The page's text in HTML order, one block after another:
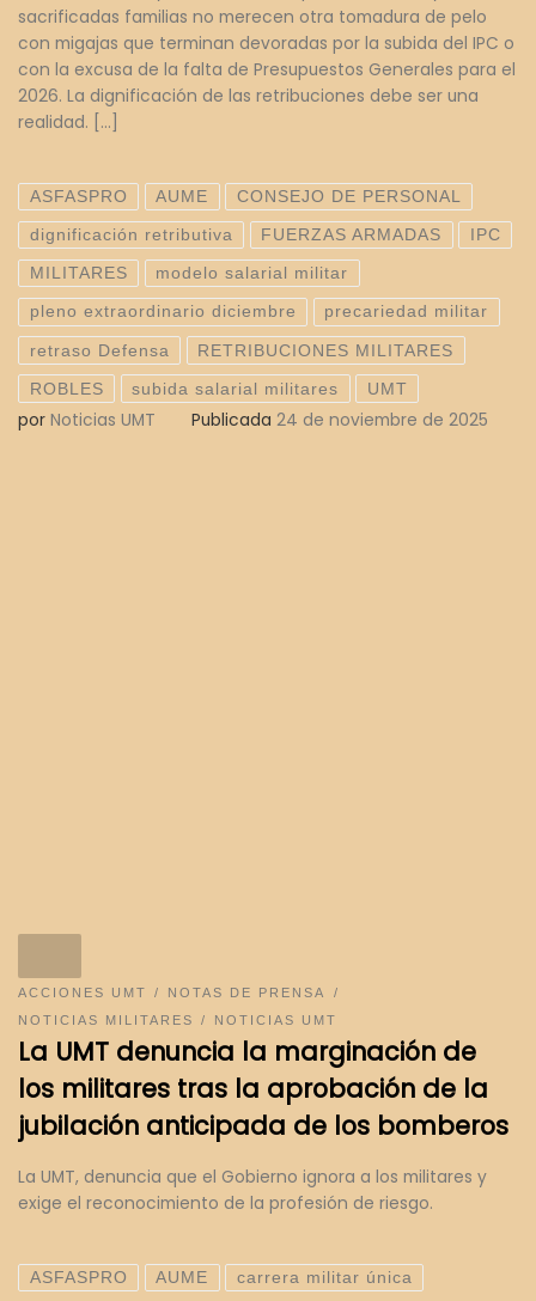
sacrificadas familias no merecen otra tomadura de pelo
con migajas que terminan devoradas por la subida del IPC o
con la excusa de la falta de Presupuestos Generales para el
2026. La dignificación de las retribuciones debe ser una
realidad. […]
ASFASPRO AUME CONSEJO DE PERSONAL
dignificación retributiva FUERZAS ARMADAS IPC
MILITARES modelo salarial militar
pleno extraordinario diciembre precariedad militar
retraso Defensa RETRIBUCIONES MILITARES
ROBLES subida salarial militares UMT
por Noticias UMT Publicada 24 de noviembre de 2025
ACCIONES UMT
NOTAS DE PRENSA
NOTICIAS MILITARES
NOTICIAS UMT
La UMT denuncia la marginación de
los militares tras la aprobación de la
jubilación anticipada de los bomberos
La UMT, denuncia que el Gobierno ignora a los militares y
exige el reconocimiento de la profesión de riesgo.
ASFASPRO AUME carrera militar única